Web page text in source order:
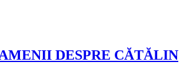
DESPRE CĂTĂLIN